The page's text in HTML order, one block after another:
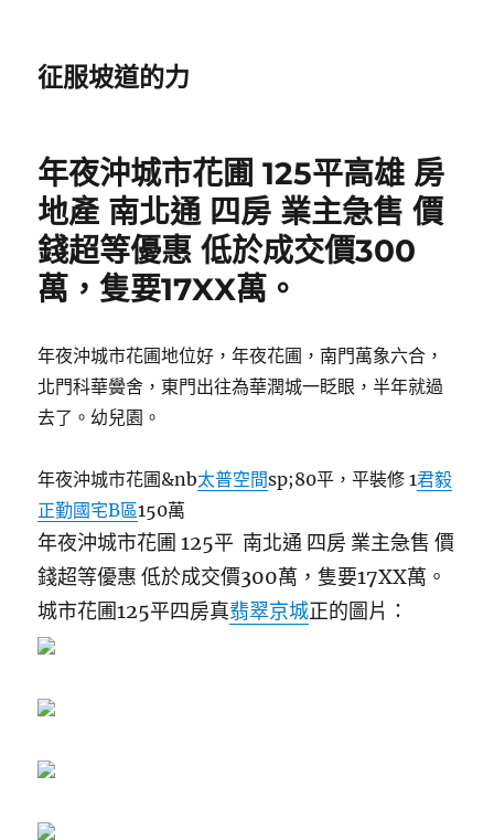
征服坡道的力
年夜沖城市花圃 125平高雄 房
地產 南北通 四房 業主急售 價
錢超等優惠 低於成交價300
萬，隻要17XX萬。
年夜沖城市花圃地位好，年夜花圃，南門萬象六合，
北門科華黌舍，東門出往為華潤城一眨眼，半年就過
去了。幼兒園。
年夜沖城市花圃&nb太普空間sp;80平，平裝修 1君毅
正勤國宅B區150萬
年夜沖城市花圃 125平 南北通 四房 業主急售 價
錢超等優惠 低於成交價300萬，隻要17XX萬。
城市花圃125平四房真翡翠京城正的圖片：